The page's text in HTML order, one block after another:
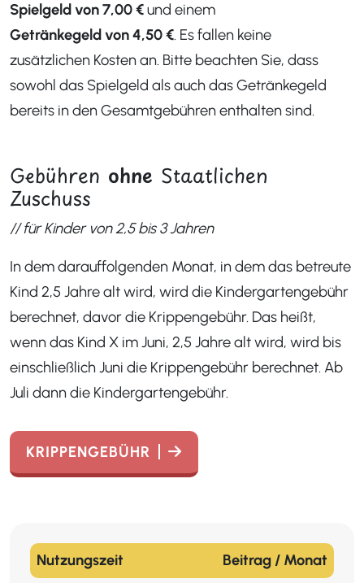
Spielgeld von 7,00 €und einem
Getränkegeld von 4,50 €. Es fallen keine
zusätzlichen Kosten an. Bitte beachten Sie, dass
sowohl das Spielgeld als auch das Getränkegeld
bereits in den Gesamtgebühren enthalten sind.
Gebühren ohne Staatlichen
Zuschuss
// für Kinder von 2,5 bis 3 Jahren
In dem darauffolgenden Monat, in dem das betreute
Kind 2,5 Jahre alt wird, wird die Kindergartengebühr
berechnet, davor die Krippengebühr. Das heißt,
wenn das Kind X im Juni, 2,5 Jahre alt wird, wird bis
einschließlich Juni die Krippengebühr berechnet. Ab
Juli dann die Kindergartengebühr.
KRIPPENGEBÜHR
Nutzungszeit Beitrag / Monat